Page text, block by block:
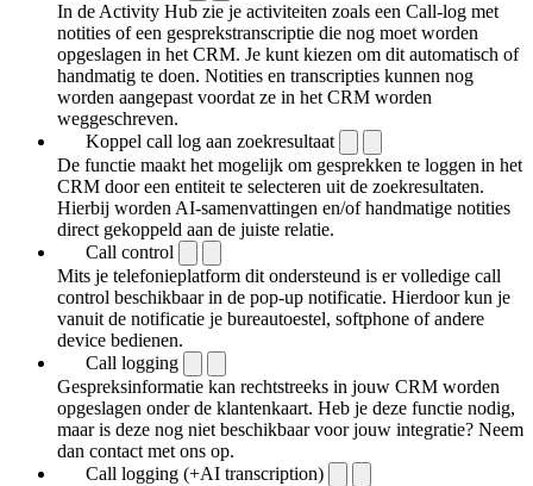
In de Activity Hub zie je activiteiten zoals een Call-log met
notities of een gespreks­transcriptie die nog moet worden
opgeslagen in het CRM. Je kunt kiezen om dit automatisch of
handmatig te doen. Notities en transcripties kunnen nog
worden aangepast voordat ze in het CRM worden
weggeschreven.
Koppel call log aan zoekresultaat
De functie maakt het mogelijk om gesprekken te loggen in het
CRM door een entiteit te selecteren uit de zoekresultaten.
Hierbij worden AI-samenvattingen en/of handmatige notities
direct gekoppeld aan de juiste relatie.
Call control
Mits je telefonieplatform dit ondersteund is er volledige call
control beschikbaar in de pop-up notificatie. Hierdoor kun je
vanuit de notificatie je bureautoestel, softphone of andere
device bedienen.
Call logging
Gespreksinformatie kan rechtstreeks in jouw CRM worden
opgeslagen onder de klantenkaart. Heb je deze functie nodig,
maar is deze nog niet beschikbaar voor jouw integratie? Neem
dan contact met ons op.
Call logging (+AI transcription)